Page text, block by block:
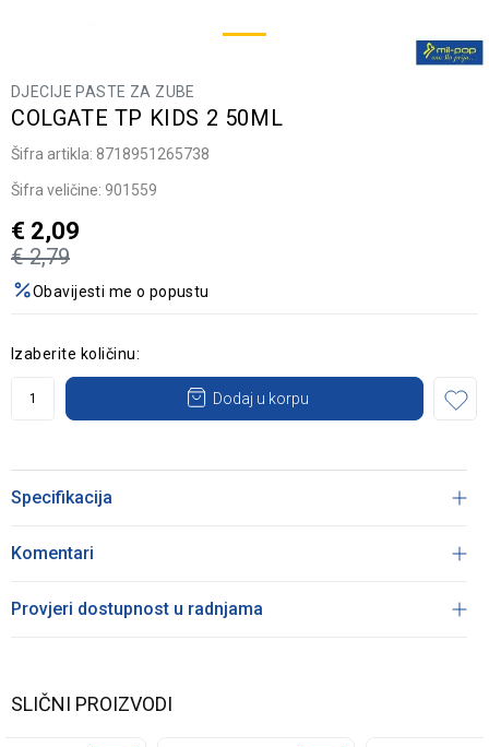
DJECIJE PASTE ZA ZUBE
COLGATE TP KIDS 2 50ML
Šifra artikla: 8718951265738
Šifra veličine: 901559
€ 2,79
€ 2,09
Obavijesti me o popustu
Izaberite količinu:
Dodaj u korpu
Specifikacija
Komentari
Provjeri dostupnost u radnjama
SLIČNI PROIZVODI